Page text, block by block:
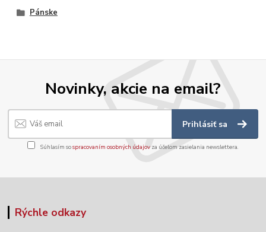
Pánske
Novinky, akcie na email?
Prihlásiť sa
Súhlasím sospracovaním osobných údajov za účelom zasielania newslettera.
Rýchle odkazy